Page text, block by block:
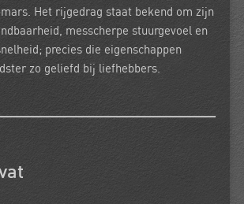
Het rijgedrag staat bekend om zijn
messcherpe stuurgevoel en
precies die eigenschappen
zo geliefd bij liefhebbers.